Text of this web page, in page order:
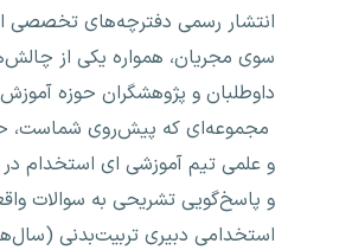
انتشار رسمی دفترچه‌های تخصصی
سوی مجریان، همواره یکی از
داوطلبان و پژوهشگران حوزه
مجموعه‌ای که پیش‌روی شماست،
و علمی تیم آموزشی ای استخدام در
و پاسخ‌گویی تشریحی به سوالات